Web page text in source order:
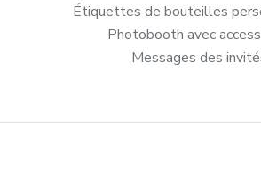
Étiquettes de bouteilles
Photobooth avec
Messages des